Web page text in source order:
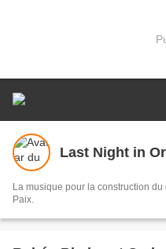
Last Night in
La musique pour la construction
Paix.